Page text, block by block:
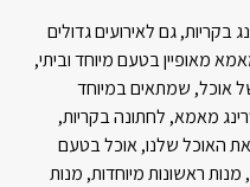
בקריות, גם לאירועים גדולים
מאופיין בטעם מיוחד וביתי,
של אוכל, שמתאים במיוחד
מאמא, לחתונה בקריות,
את האוכל שלנו, אוכל בטעם
מנות ראשונות מיוחדות, מנות